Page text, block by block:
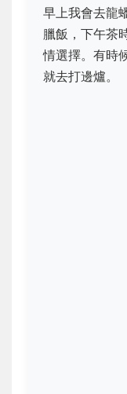
早上我會去龍
臘飯，下午茶
情選擇。有時
就去打邊爐。